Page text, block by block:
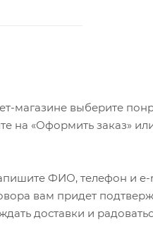
магазине выберите
на «Оформить заказ»
ФИО, телефон и
вам придет
доставки и